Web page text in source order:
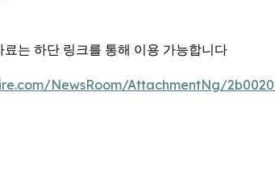
는 하단 링크를 통해 이용 가능합니다
NewsRoom/AttachmentNg/